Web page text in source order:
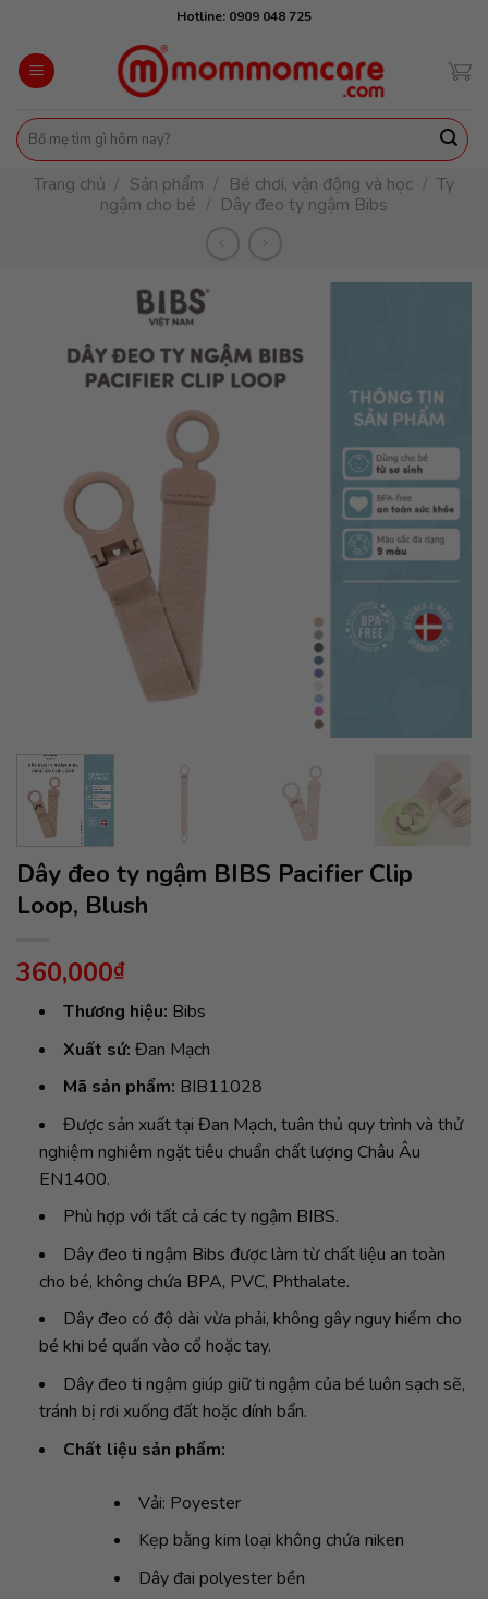
content
Hotline: 0909 048 725
Tìm
kiếm:
Trang chủ / Sản phẩm / Bé chơi, vận động và học / Ty
ngậm cho bé / Dây đeo ty ngậm Bibs
Dây đeo ty ngậm BIBS Pacifier Clip
Loop, Blush
360,000₫
Thương hiệu: Bibs
Xuất sứ: Đan Mạch
Mã sản phẩm: BIB11028
Được sản xuất tại Đan Mạch, tuân thủ quy trình và thử
nghiệm nghiêm ngặt tiêu chuẩn chất lượng Châu Âu
EN1400.
Phù hợp với tất cả các ty ngậm BIBS.
Dây đeo ti ngậm Bibs được làm từ chất liệu an toàn
cho bé, không chứa BPA, PVC, Phthalate.
Dây đeo có độ dài vừa phải, không gây nguy hiểm cho
bé khi bé quấn vào cổ hoặc tay.
Dây đeo ti ngậm giúp giữ ti ngậm của bé luôn sạch sẽ,
tránh bị rơi xuống đất hoặc dính bẩn.
Chất liệu sản phẩm:
Vải: Poyester
Kẹp bằng kim loại không chứa niken
Dây đai polyester bền